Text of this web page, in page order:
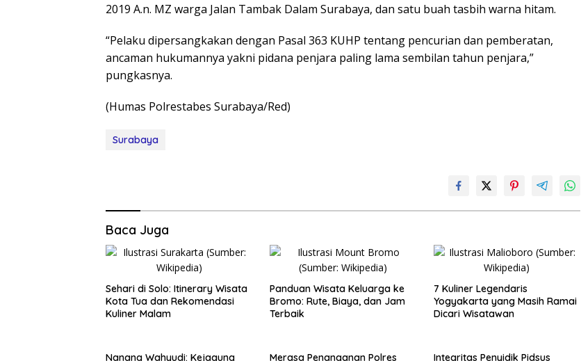
2019 A.n. MZ warga Jalan Tambak Dalam Surabaya, dan satu buah tasbih warna hitam.
“Pelaku dipersangkakan dengan Pasal 363 KUHP tentang pencurian dan pemberatan,
ancaman hukumannya yakni pidana penjara paling lama sembilan tahun penjara,”
pungkasnya.
(Humas Polrestabes Surabaya/Red)
Surabaya
Baca Juga
Sehari di Solo: Itinerary Wisata
Kota Tua dan Rekomendasi
Kuliner Malam
Panduan Wisata Keluarga ke
Bromo: Rute, Biaya, dan Jam
Terbaik
7 Kuliner Legendaris
Yogyakarta yang Masih Ramai
Dicari Wisatawan
Nanang Wahyudi: Kejagung
Merasa Penanganan Polres
Integritas Penyidik Pidsus